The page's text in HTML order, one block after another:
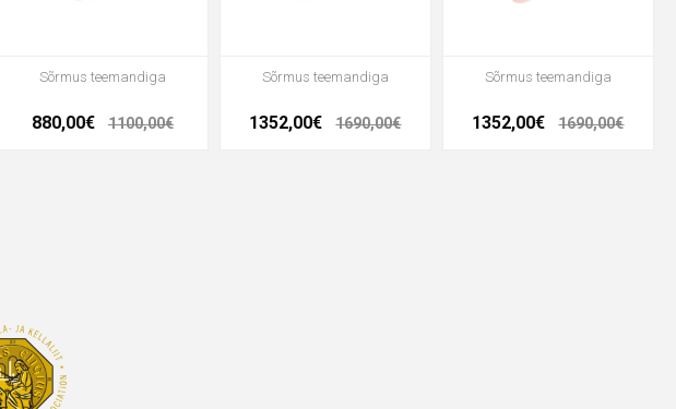
Sõrmus teemandiga
880,00€ 1100,00€
Sõrmus teemandiga
1352,00€ 1690,00€
Sõrmus teemandiga
1352,00€ 1690,00€